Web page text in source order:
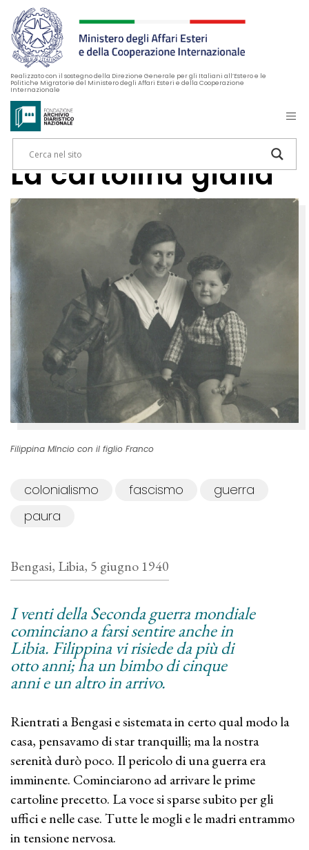
Realizzato con il sostegno della Direzione Generale per gli Italiani all’Estero e le
Politiche Migratorie del Ministero degli Affari Esteri e della Cooperazione
Internazionale
La cartolina gialla
Filippina MIncio con il figlio Franco
colonialismo fascismo
guerra
paura
Bengasi, Libia, 5 giugno 1940
I venti della Seconda guerra mondiale
cominciano a farsi sentire anche in
Libia. Filippina vi risiede da più di
otto anni; ha un bimbo di cinque
anni e un altro in arrivo.
Rientrati a Bengasi e sistemata in certo qual modo la
casa, pensavamo di star tranquilli; ma la nostra
serenità durò poco. Il pericolo di una guerra era
imminente. Cominciarono ad arrivare le prime
cartoline precetto. La voce si sparse subito per gli
uffici e nelle case. Tutte le mogli e le madri entrammo
in tensione nervosa.